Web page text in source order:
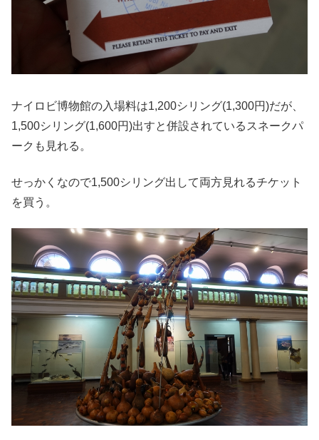
ナイロビ博物館の入場料は1,200シリング(1,300円)だが、
1,500シリング(1,600円)出すと併設されているスネークパ
ークも見れる。
せっかくなので1,500シリング出して両方見れるチケット
を買う。